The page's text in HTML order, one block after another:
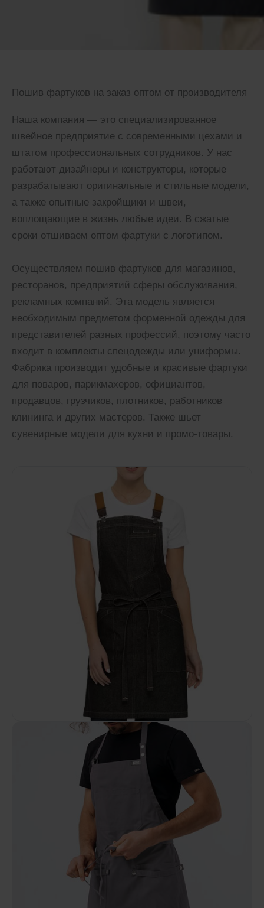
Пошив фартуков на заказ оптом от производителя
Наша компания — это специализированное
швейное предприятие с современными цехами и
штатом профессиональных сотрудников. У нас
работают дизайнеры и конструкторы, которые
разрабатывают оригинальные и стильные модели,
а также опытные закройщики и швеи,
воплощающие в жизнь любые идеи. В сжатые
сроки отшиваем оптом фартуки с логотипом.
Осуществляем пошив фартуков для магазинов,
ресторанов, предприятий сферы обслуживания,
рекламных компаний. Эта модель является
необходимым предметом форменной одежды для
представителей разных профессий, поэтому часто
входит в комплекты спецодежды или униформы.
Фабрика производит удобные и красивые фартуки
для поваров, парикмахеров, официантов,
продавцов, грузчиков, плотников, работников
клининга и других мастеров. Также шьет
сувенирные модели для кухни и промо-товары.